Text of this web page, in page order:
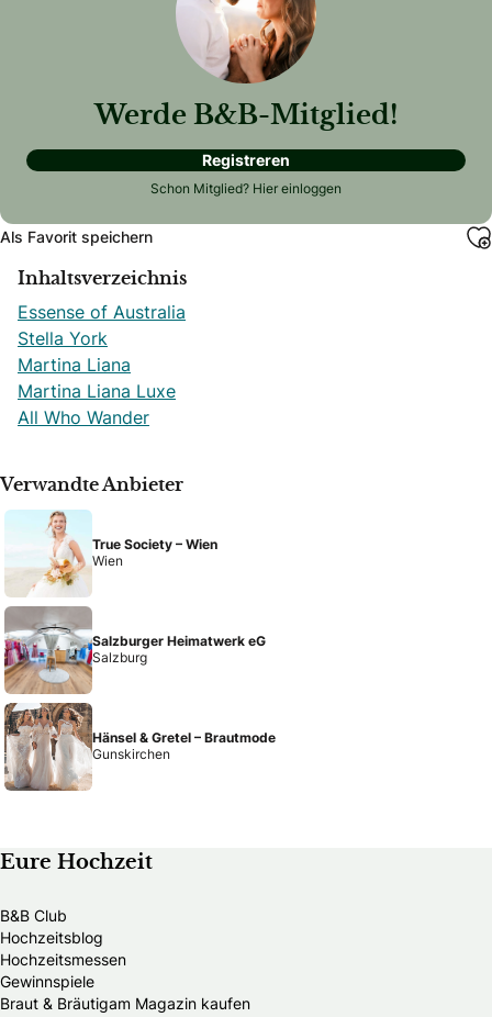
Werde B&B-Mitglied!
Registreren
Schon Mitglied? Hier einloggen
Als Favorit speichern
Inhaltsverzeichnis
Essense of Australia
Stella York
Martina Liana
Martina Liana Luxe
All Who Wander
Verwandte Anbieter
True Society – Wien
Wien
Salzburger Heimatwerk eG
Salzburg
Hänsel & Gretel – Brautmode
Gunskirchen
Eure Hochzeit
B&B Club
Hochzeitsblog
Hochzeitsmessen
Gewinnspiele
Braut & Bräutigam Magazin kaufen